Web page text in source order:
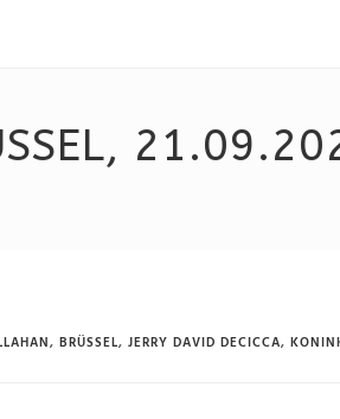
, BRÜSSEL, JERRY DAVID DECICCA,